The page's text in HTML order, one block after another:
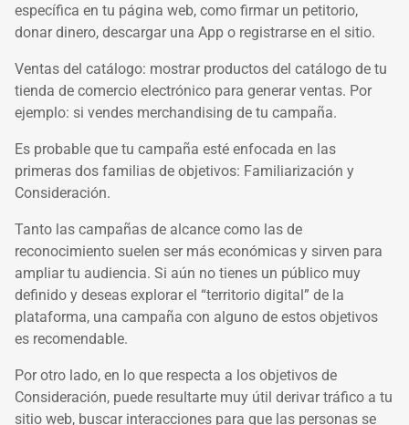
específica en tu página web, como firmar un petitorio,
donar dinero, descargar una App o registrarse en el sitio.
Ventas del catálogo: mostrar productos del catálogo de tu
tienda de comercio electrónico para generar ventas. Por
ejemplo: si vendes merchandising de tu campaña.
Es probable que tu campaña esté enfocada en las
primeras dos familias de objetivos: Familiarización y
Consideración.
Tanto las campañas de alcance como las de
reconocimiento suelen ser más económicas y sirven para
ampliar tu audiencia. Si aún no tienes un público muy
definido y deseas explorar el “territorio digital” de la
plataforma, una campaña con alguno de estos objetivos
es recomendable.
Por otro lado, en lo que respecta a los objetivos de
Consideración, puede resultarte muy útil derivar tráfico a tu
sitio web, buscar interacciones para que las personas se